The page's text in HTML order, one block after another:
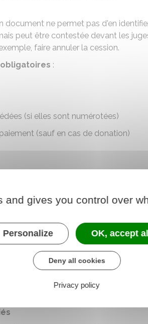
document ne permet pas d'en
peut être contestée devant les
faire annuler la cession.
:
(si elles sont numérotées)
(sauf en cas de donation)
rendre la cession effective peut
vendrevos parts et de leur possibilité
celles-ci lorsque toutes les conditions
and gives you control over
Personalize OK, accept all
Deny all cookies
Privacy policy